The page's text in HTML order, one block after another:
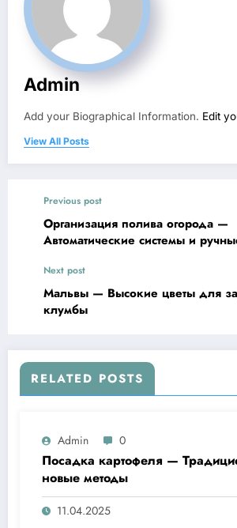
Admin
Add your Biographical Information. Edit
View All Posts
Previous post
Организация полива огорода —
Автоматические системы и
Next post
Мальвы — Высокие цветы для
клумбы
RELATED POSTS
Admin 0
Посадка картофеля —
новые методы
11.04.2025